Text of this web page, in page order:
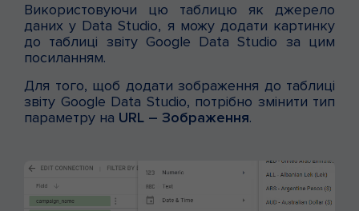
Використовуючи цю таблицю як джерело
даних у Data Studio, я можу додати картинку
до таблиці звіту Google Data Studio за цим
посиланням.
Для того, щоб додати зображення до таблиці
звіту Google Data Studio, потрібно змінити тип
параметру на URL – Зображення.